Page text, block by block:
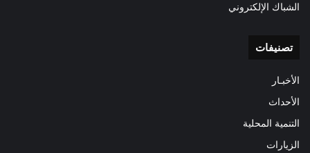
الشباك الإلكتروني
تصنيفات
الأخبـار
الأحداث
التنمية المحلية
الزيارات